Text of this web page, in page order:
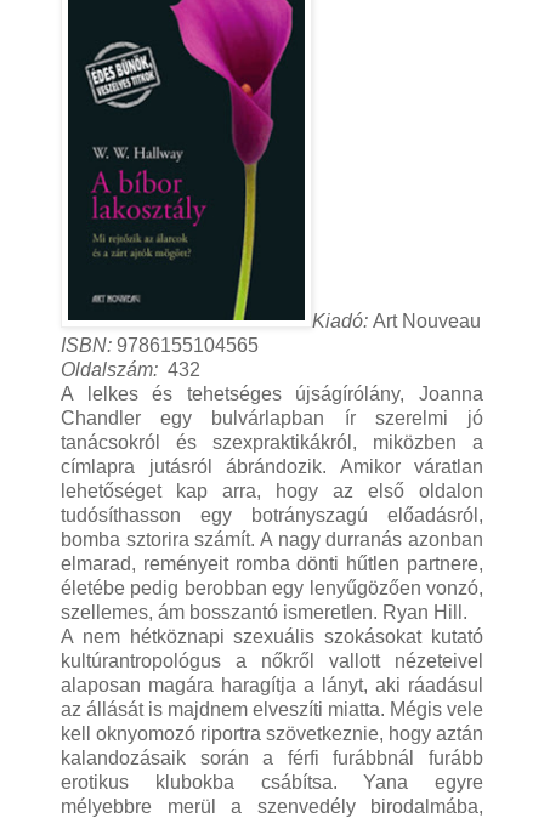
Kiadó: Art Nouveau
ISBN: 9786155104565
Oldalszám: 432
A lelkes és tehetséges újságírólány, Joanna
Chandler egy bulvárlapban ír szerelmi jó
tanácsokról és szexpraktikákról, miközben a
címlapra jutásról ábrándozik. Amikor váratlan
lehetőséget kap arra, hogy az első oldalon
tudósíthasson egy botrányszagú előadásról,
bomba sztorira számít. A nagy durranás azonban
elmarad, reményeit romba dönti hűtlen partnere,
életébe pedig berobban egy lenyűgözően vonzó,
szellemes, ám bosszantó ismeretlen. Ryan Hill.
A nem hétköznapi szexuális szokásokat kutató
kultúrantropológus a nőkről vallott nézeteivel
alaposan magára haragítja a lányt, aki ráadásul
az állását is majdnem elveszíti miatta. Mégis vele
kell oknyomozó riportra szövetkeznie, hogy aztán
kalandozásaik során a férfi furábbnál furább
erotikus klubokba csábítsa. Yana egyre
mélyebbre merül a szenvedély birodalmába,